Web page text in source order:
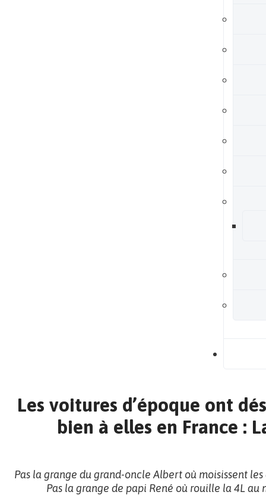
Les voitures d’époque ont
bien à elles en France :
Pas la grange du grand-oncle Albert où moisissent
Pas la grange de papi René où rouille la 4L